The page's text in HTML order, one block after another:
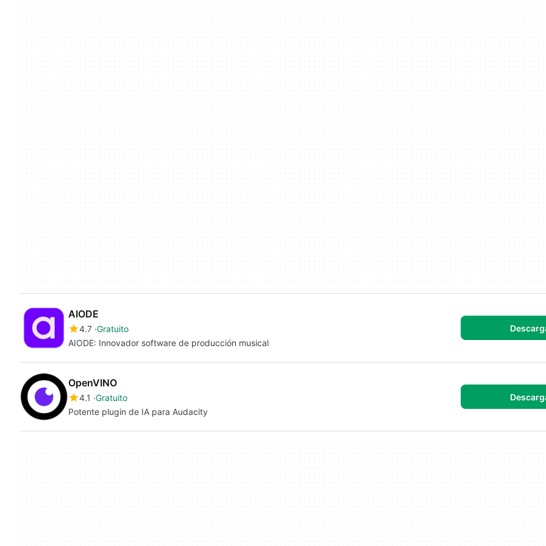
AIODE
4.7 Gratuito
AIODE: Innovador software de producción musical
OpenVINO
4.1 Gratuito
Potente plugin de IA para Audacity